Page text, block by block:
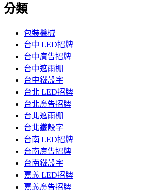
分類
包裝機械
台中 LED招牌
台中廣告招牌
台中遮雨棚
台中鐵殼字
台北 LED招牌
台北廣告招牌
台北遮雨棚
台北鐵殼字
台南 LED招牌
台南廣告招牌
台南鐵殼字
嘉義 LED招牌
嘉義廣告招牌